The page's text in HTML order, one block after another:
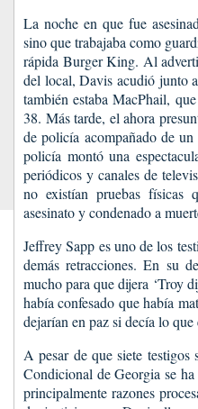
La noche en que fue
sino que trabajaba como
rápida Burger King. Al
del local, Davis acudió junto
también estaba MacPhail,
38. Más tarde, el ahora
de policía acompañado de
policía montó una
periódicos y canales de
no existían pruebas físicas
asesinato y condenado a
Jeffrey Sapp es uno de los
demás retracciones. En su
mucho para que dijera ‘Troy
había confesado que había
dejarían en paz si decía lo
A pesar de que siete
Condicional de Georgia se
principalmente razones